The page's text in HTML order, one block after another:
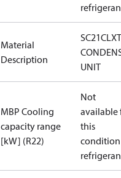
Material
Description
UNIT
MBP Cooling
capacity range
[kW] (R22)
Not
available
this